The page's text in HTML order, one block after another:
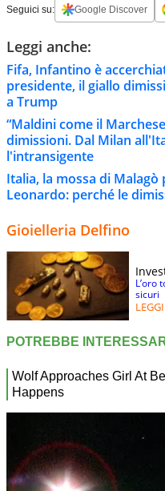
Seguici su: Google Discover
Leggi anche:
Fifa, Infantino è
presidente, il giallo
a Trump
“Maldini come il
dimissioni. Dal Milan
l'intransigente
Italia, la mossa di
Leonardo: perché le
Gioielleria Delfino
L’oro
sicuri
LEGGI